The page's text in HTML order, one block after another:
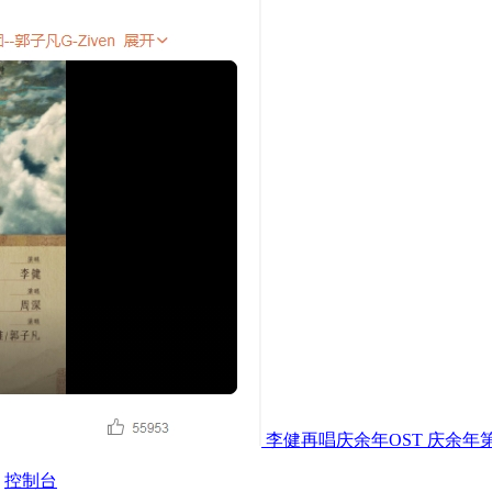
李健再唱庆余年OST 庆余年
控制台